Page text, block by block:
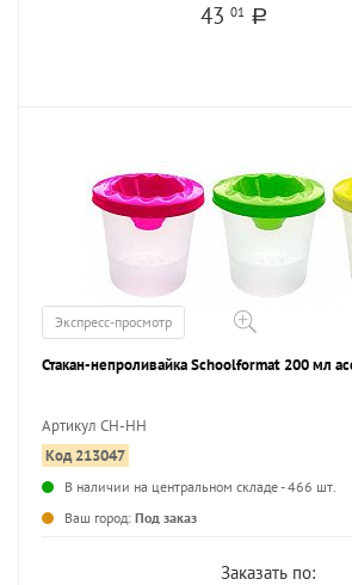
4301 a
Экспресс-просмотр
Стакан-непроливайка Schoolformat 200 мл
Артикул СН-НН
Код 213047
В наличии на центральном складе - 466 шт.
Ваш город: Под заказ
Заказать по: